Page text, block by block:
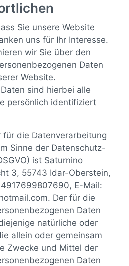
Sie unsere Website
uns für Ihr Interesse.
wir Sie über den
Daten
Website.
sind hierbei alle
persönlich identifiziert
die Datenverarbeitung
Sinne der Datenschutz-
ist Saturnino
3, 55743 Idar-Oberstein,
E-Mail:
Der für die
Daten
natürliche oder
allein oder gemeinsam
Zwecke und Mittel der
Daten